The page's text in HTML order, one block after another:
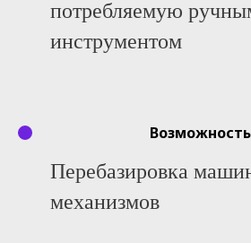
потребляемую
инструментом
Перебазировка
механизмов